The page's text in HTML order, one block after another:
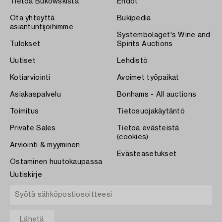
Tietoa Bukowskista
Ota yhteyttä
asiantuntijoihimme
Tulokset
Uutiset
Kotiarviointi
Asiakaspalvelu
Toimitus
Private Sales
Arviointi & myyminen
Ostaminen huutokaupassa
Ehdot
Bukipedia
Systembolaget's Wine and
Spirits Auctions
Lehdistö
Avoimet työpaikat
Bonhams - All auctions
Tietosuojakäytäntö
Tietoa evästeistä
(cookies)
Evästeasetukset
Uutiskirje